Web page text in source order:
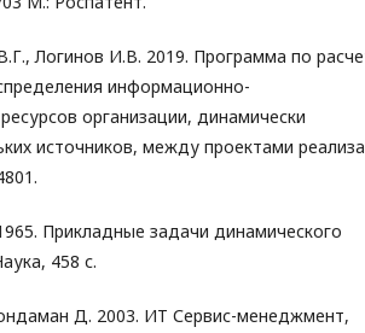
Логинов И.В. 2019. Программа по
информационно-
организации, динамически
источников, между проектами
Прикладные задачи динамического
458 с.
Д. 2003. ИТ Сервис-менеджмент,